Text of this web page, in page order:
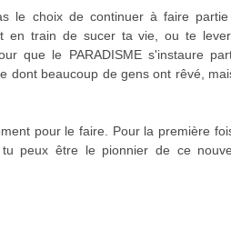
le choix de continuer à faire
en train de sucer ta vie, ou te
que le PARADISME s'instaure
dont beaucoup de gens ont rêvé,
pour le faire. Pour la première
peux être le pionnier de ce